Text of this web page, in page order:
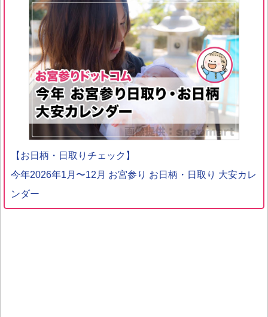
【お日柄・日取りチェック】
今年2026年1月〜12月 お宮参り お日柄・日取り 大安カレ
ンダー